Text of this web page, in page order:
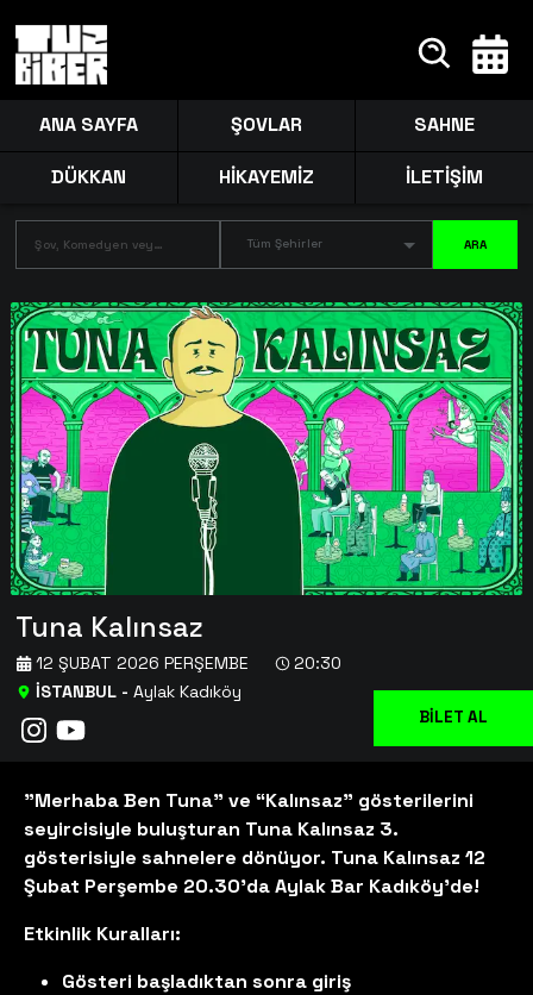
ANA SAYFA ŞOVLAR SAHNE
DÜKKAN HİKAYEMİZ İLETİŞİM
Tüm Şehirler ARA
Tuna Kalınsaz
İSTANBUL- Aylak Kadıköy
12 ŞUBAT 2026 PERŞEMBE 20:30
BİLET AL
"Merhaba Ben Tuna" ve “Kalınsaz” gösterilerini
seyircisiyle buluşturan Tuna Kalınsaz 3.
gösterisiyle sahnelere dönüyor. Tuna Kalınsaz 12
Şubat Perşembe 20.30'da Aylak Bar Kadıköy'de!
Etkinlik Kuralları:
Gösteri başladıktan sonra giriş